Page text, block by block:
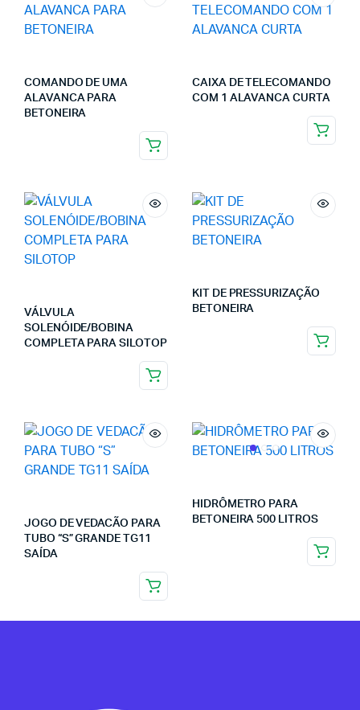
COMANDO DE UMA
ALAVANCA PARA
BETONEIRA
CAIXA DE TELECOMANDO
COM 1 ALAVANCA CURTA
VÁLVULA
SOLENÓIDE/BOBINA
COMPLETA PARA SILOTOP
KIT DE PRESSURIZAÇÃO
BETONEIRA
JOGO DE VEDACÃO PARA
TUBO “S” GRANDE TG11
SAÍDA
HIDRÔMETRO PARA
BETONEIRA 500 LITROS